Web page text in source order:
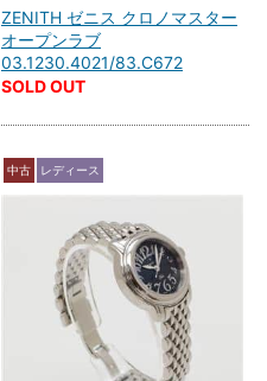
ZENITH ゼニス クロノマスター
オープンラブ
03.1230.4021/83.C672
SOLD OUT
中古 レディース